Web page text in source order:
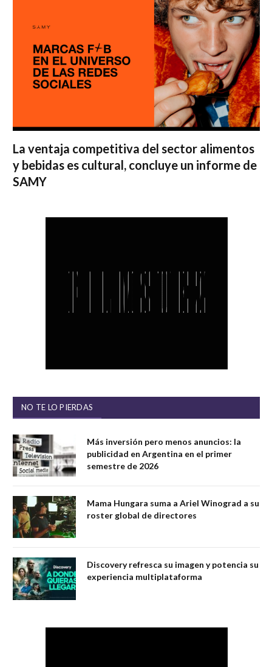
La ventaja competitiva del sector alimentos
y bebidas es cultural, concluye un informe de
SAMY
NO TE LO PIERDAS
Más inversión pero menos anuncios: la
publicidad en Argentina en el primer
semestre de 2026
Mama Hungara suma a Ariel Winograd a su
roster global de directores
Discovery refresca su imagen y potencia su
experiencia multiplataforma